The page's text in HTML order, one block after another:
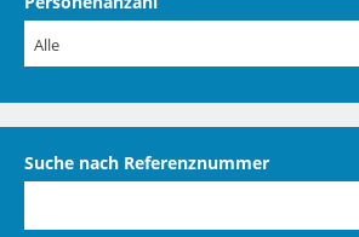
Alle
Suche nach Referenznummer